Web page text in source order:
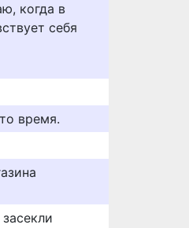
когда в
себя
время.